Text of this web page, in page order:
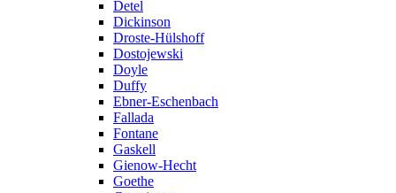
Detel
Dickinson
Droste-Hülshoff
Dostojewski
Doyle
Duffy
Ebner-Eschenbach
Fallada
Fontane
Gaskell
Gienow-Hecht
Goethe